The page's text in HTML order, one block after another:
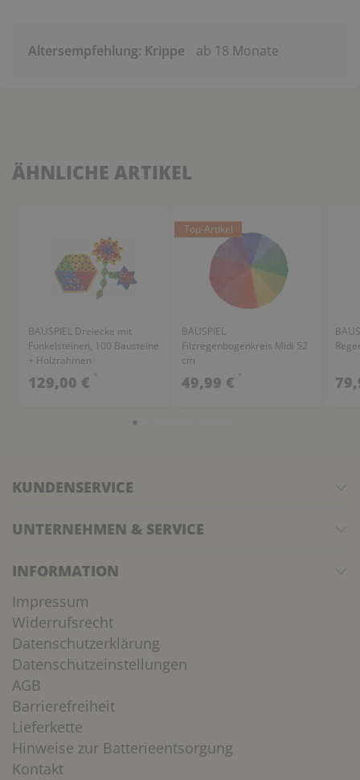
Altersempfehlung: Krippe ab 18 Monate
ÄHNLICHE ARTIKEL
BAUSPIEL Dreiecke mit
Funkelsteinen, 100 Bausteine
+ Holzrahmen
129,00 € *
Top-Artikel
BAUSPIEL
Filzregenbogenkreis Midi 52
cm
49,99 € *
KUNDENSERVICE
UNTERNEHMEN & SERVICE
INFORMATION
Impressum
Widerrufsrecht
Datenschutzerklärung
Datenschutzeinstellungen
AGB
Barrierefreiheit
Lieferkette
Hinweise zur Batterieentsorgung
Kontakt